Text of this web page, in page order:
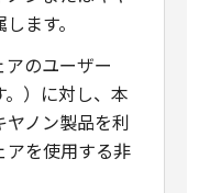
ます。
のユーザー
。）に対し、本
ノン製品を利
アを使用する非